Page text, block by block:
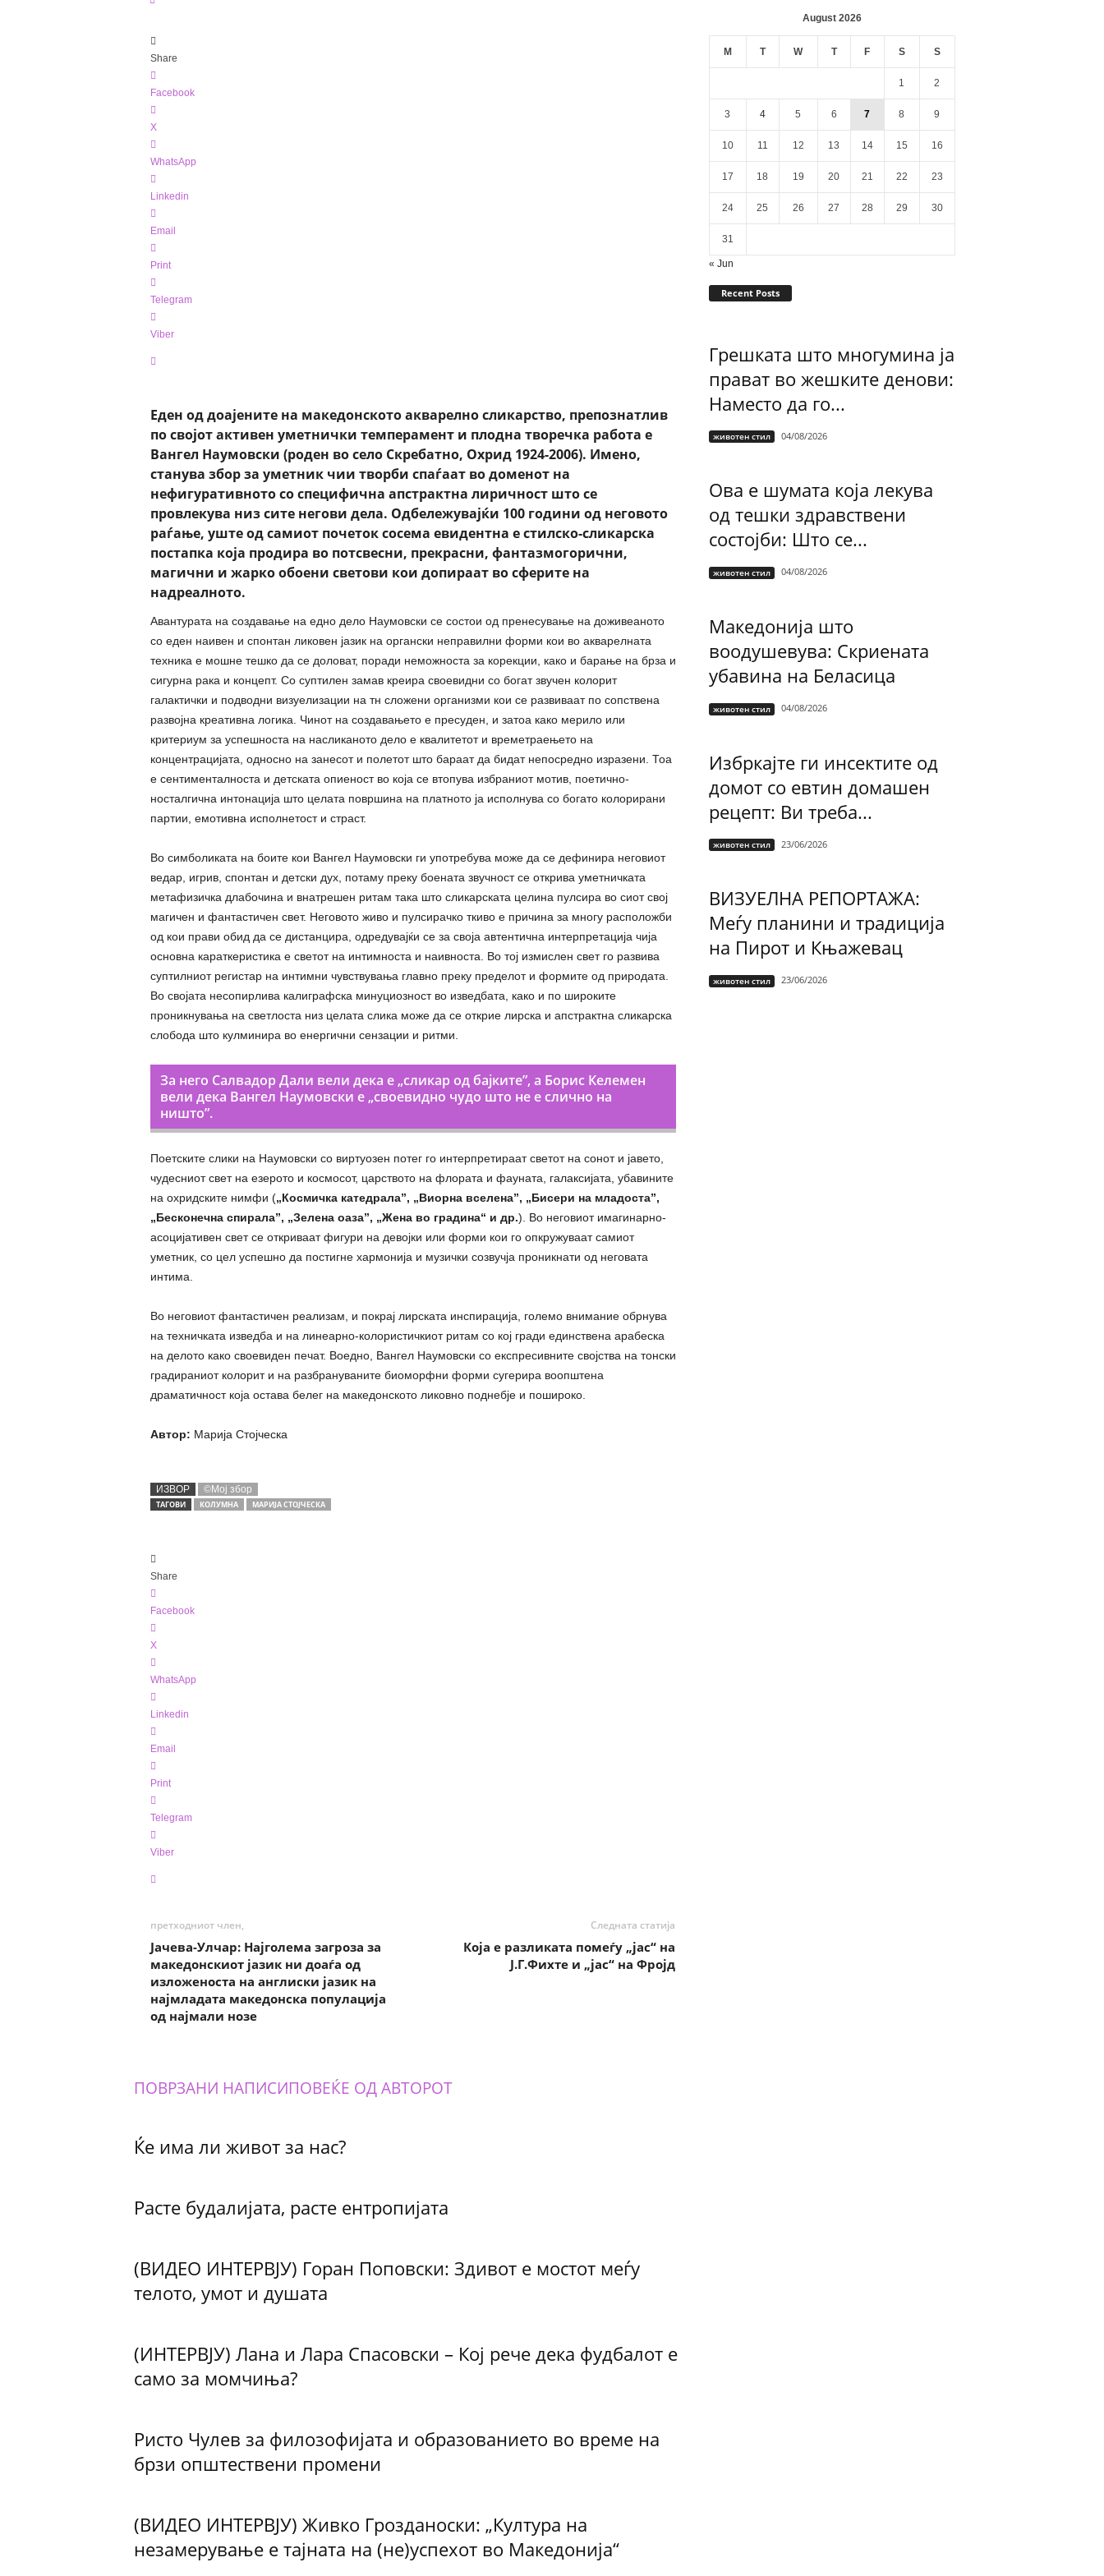
Share
Facebook
X
WhatsApp
Linkedin
Email
Print
Telegram
Viber
Еден од доајените на македонското акварелно сликарство, препознатлив
по својот активен уметнички темперамент и плодна творечка работа е
Вангел Наумовски (роден во село Скребатно, Охрид 1924-2006). Имено,
станува збор за уметник чии творби спаѓаат во доменот на
нефигуративното со специфична апстрактна лиричност што се
провлекува низ сите негови дела. Одбележувајќи 100 години од неговото
раѓање, уште од самиот почеток сосема евидентна е стилско-сликарска
постапка која продира во потсвесни, прекрасни, фантазмогорични,
магични и жарко обоени светови кои допираат во сферите на
надреалното.
Авантурата на создавање на едно дело Наумовски се состои од пренесување на доживеаното
со еден наивен и спонтан ликовен јазик на органски неправилни форми кои во акварелната
техника е мошне тешко да се доловат, поради неможноста за корекции, како и барање на брза и
сигурна рака и концепт. Со суптилен замав креира своевидни со богат звучен колорит
галактички и подводни визуелизации на тн сложени организми кои се развиваат по сопствена
развојна креативна логика. Чинот на создавањето е пресуден, и затоа како мерило или
критериум за успешноста на насликаното дело е квалитетот и времетраењето на
концентрацијата, односно на занесот и полетот што бараат да бидат непосредно изразени. Тоа
е сентименталноста и детската опиеност во која се втопува избраниот мотив, поетично-
носталгична интонација што целата површина на платното ја исполнува со богато колорирани
партии, емотивна исполнетост и страст.
Во симболиката на боите кои Вангел Наумовски ги употребува може да се дефинира неговиот
ведар, игрив, спонтан и детски дух, потаму преку боената звучност се открива уметничката
метафизичка длабочина и внатрешен ритам така што сликарската целина пулсира во сиот свој
магичен и фантастичен свет. Неговото живо и пулсирачко ткиво е причина за многу расположби
од кои прави обид да се дистанцира, одредувајќи се за своја автентична интерпретација чија
основна караткеристика е светот на интимноста и наивноста. Во тој измислен свет го развива
суптилниот регистар на интимни чувствувања главно преку пределот и формите од природата.
Во својата несопирлива калиграфска минуциозност во изведбата, како и по широките
проникнувања на светлоста низ целата слика може да се открие лирска и апстрактна сликарска
слобода што кулминира во енергични сензации и ритми.
За него Салвадор Дали вели дека е „сликар од бајките”, а Борис Келемен
вели дека Вангел Наумовски е „своевидно чудо што не е слично на
ништо”.
Поетските слики на Наумовски со виртуозен потег го интерпретираат светот на сонот и јавето,
чудесниот свет на езерото и космосот, царството на флората и фауната, галаксијата, убавините
на охридските нимфи („Космичка катедрала”, „Виорна вселена”, „Бисери на младоста”,
„Бесконечна спирала”, „Зелена оаза”, „Жена во градина“ и др.). Во неговиот имагинарно-
асоцијативен свет се откриваат фигури на девојки или форми кои го опкружуваат самиот
уметник, со цел успешно да постигне хармонија и музички созвучја проникнати од неговата
интима.
Во неговиот фантастичен реализам, и покрај лирската инспирација, големо внимание обрнува
на техничката изведба и на линеарно-колористичкиот ритам со кој гради единствена арабеска
на делото како своевиден печат. Воедно, Вангел Наумовски со експресивните својства на тонски
градираниот колорит и на разбрануваните биоморфни форми сугерира воопштена
драматичност која остава белег на македонското ликовно поднебје и пошироко.
Автор: Марија Стојческа
ИЗВОР ©Мој збор
ТАГОВИ КОЛУМНА МАРИЈА СТОЈЧЕСКА
Share
Facebook
X
WhatsApp
Linkedin
Email
Print
Telegram
Viber
претходниот член,
Јачева-Улчар: Најголема загроза за
македонскиот јазик ни доаѓа од
изложеноста на англиски јазик на
најмладата македонска популација
од најмали нозе
Следната статија
Која е разликата помеѓу „јас“ на
Ј.Г.Фихте и „јас“ на Фројд
ПОВРЗАНИ НАПИСИПОВЕЌЕ ОД АВТОРОТ
Ќе има ли живот за нас?
Расте будалијата, расте ентропијата
(ВИДЕО ИНТЕРВЈУ) Горан Поповски: Здивот е мостот меѓу
телото, умот и душата
(ИНТЕРВЈУ) Лана и Лара Спасовски – Кој рече дека фудбалот е
само за момчиња?
Ристо Чулев за филозофијата и образованието во време на
брзи општествени промени
(ВИДЕО ИНТЕРВЈУ) Живко Грозданоски: „Култура на
незамерување е тајната на (не)успехот во Македонија“
August 2026
M T W T F S S
1 2
3 4 5 6 7 8 9
10 11 12 13 14 15 16
17 18 19 20 21 22 23
24 25 26 27 28 29 30
31
« Jun
Recent Posts
Грешката што многумина ја
прават во жешките денови:
Наместо да го...
животен стил 04/08/2026
Ова е шумата која лекува
од тешки здравствени
состојби: Што се...
животен стил 04/08/2026
Македонија што
воодушевува: Скриената
убавина на Беласица
животен стил 04/08/2026
Избркајте ги инсектите од
домот со евтин домашен
рецепт: Ви треба...
животен стил 23/06/2026
ВИЗУЕЛНА РЕПОРТАЖА:
Меѓу планини и традиција
на Пирот и Књажевац
животен стил 23/06/2026